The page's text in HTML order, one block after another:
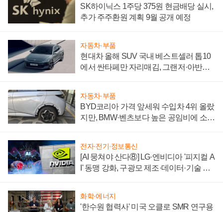
SK하이닉스 1주당 375원 현금배당 실시,
추가 주주환원 계획 9월 공개 예정
자동차·부품
현대차 올해 SUV 국내 베스트셀러 톱10
에서 싼타페만 자리매김, 그랜저·아반떼
자동차·부품
BYD코리아 가격 앞세워 수입차 4위 올랐
지만, BMW·벤츠보다 높은 공임비에 소비
전자·전기·정보통신
[AI 뭉쳐야 산다⑧] LG·엔비디아 '피지컬 A
I' 동맹 강화, 구광모 제조·데이터·기술 결
화학·에너지
'한수원 협력사' 미국 오클로 SMR 연구용